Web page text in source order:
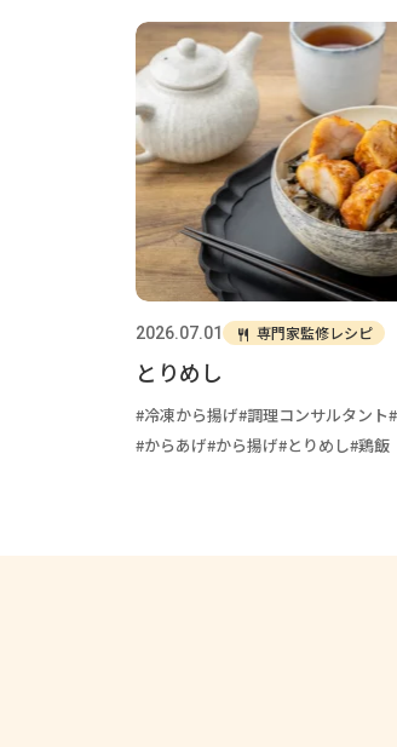
2026.07.01 専門家監修レシピ
とりめし
冷凍から揚げ 調理コンサルタント
からあげ から揚げ とりめし 鶏飯